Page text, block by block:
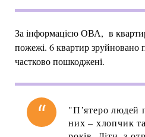
За інформацією ОВА, в
пожежі. 6 квартир зруйновано
частково пошкоджені.
"Пʼятеро людей
них – хлопчик